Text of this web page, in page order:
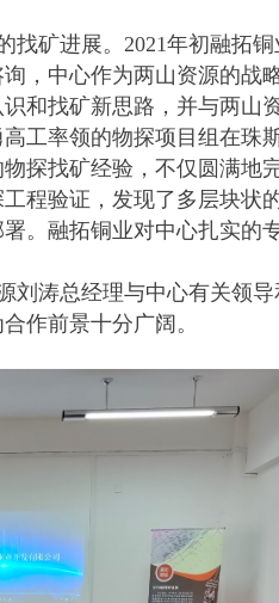
矿进展。2021年初融拓
，中心作为两山资源的战
和找矿新思路，并与两山
工率领的物探项目组在珠
探找矿经验，不仅圆满地
程验证，发现了多层块状
。融拓铜业对中心扎实的
刘涛总经理与中心有关领
作前景十分广阔。